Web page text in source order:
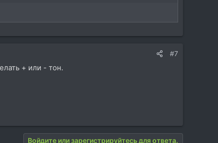
#7
+ или - тон.
Войдите или зарегистрируйтесь для ответа.